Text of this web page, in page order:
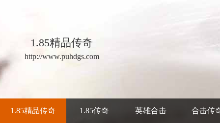
1.85精品传奇
http://www.puhdgs.com
1.85精品传奇 1.85传奇 英雄合击 合击传